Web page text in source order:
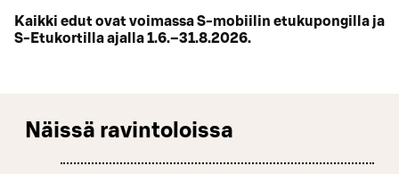
Kaikki edut ovat voimassa S-mobiilin etukupongilla ja
S-Etukortilla ajalla 1.6.–31.8.2026.
Näissä ravintoloissa